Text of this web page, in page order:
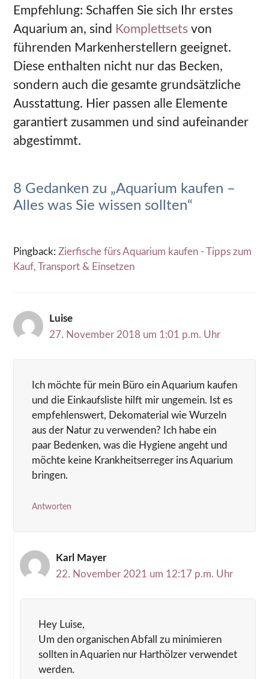
Empfehlung: Schaffen Sie sich Ihr erstes
Aquarium an, sind Komplettsets von
führenden Markenherstellern geeignet.
Diese enthalten nicht nur das Becken,
sondern auch die gesamte grundsätzliche
Ausstattung. Hier passen alle Elemente
garantiert zusammen und sind aufeinander
abgestimmt.
8 Gedanken zu „Aquarium kaufen –
Alles was Sie wissen sollten“
Pingback: Zierfische fürs Aquarium kaufen - Tipps zum
Kauf, Transport & Einsetzen
Luise
27. November 2018 um 1:01 p.m. Uhr
Ich möchte für mein Büro ein Aquarium kaufen
und die Einkaufsliste hilft mir ungemein. Ist es
empfehlenswert, Dekomaterial wie Wurzeln
aus der Natur zu verwenden? Ich habe ein
paar Bedenken, was die Hygiene angeht und
möchte keine Krankheitserreger ins Aquarium
bringen.
Antworten
Karl Mayer
22. November 2021 um 12:17 p.m. Uhr
Hey Luise,
Um den organischen Abfall zu minimieren
sollten in Aquarien nur Harthölzer verwendet
werden.